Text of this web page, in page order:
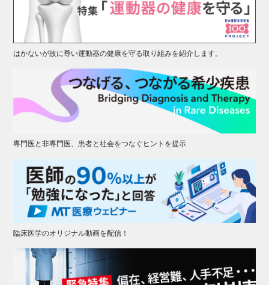
はかないが故に尊い運動器の健康を守る取り組みを紹介します。
専門医と非専門医、患者と社会をつなぐヒントを提示
臨床医学のオリジナル動画を配信！